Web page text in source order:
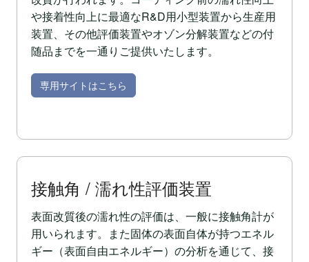
や接着性向上に最適なR&D用小型装置から生産用
装置、その他評価装置やオゾン分解装置などの付
随品までを一通りご提供いたします。
専用サイトはこちら
接触角 / 濡れ性評価装置
表面改質後の濡れ性の評価は、一般に接触角計が
用いられます。また固体の表面自体が持つエネル
ギー（表面自由エネルギー）の分析を通じて、接